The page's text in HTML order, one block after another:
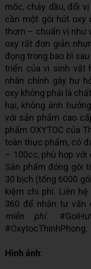
mốc, chảy dầu, đổi
cần một gói hút oxy
thơm – chuẩn vị như
oxy rất đơn giản
đọng trong bao bì
triển của vi sinh vật
nhân chính gây hư
oxy không phải là
hại, không ảnh
với sản phẩm cao
phẩm OXYTOC của
toàn thực phẩm, có
– 100cc, phù hợp với
Sản phẩm đóng gói
30 bịch (tổng 6000
kiệm chi phí. Liên
360 để nhận tư vấn
miễn phí.
#OxytocThinhPhong.
Hình ảnh: